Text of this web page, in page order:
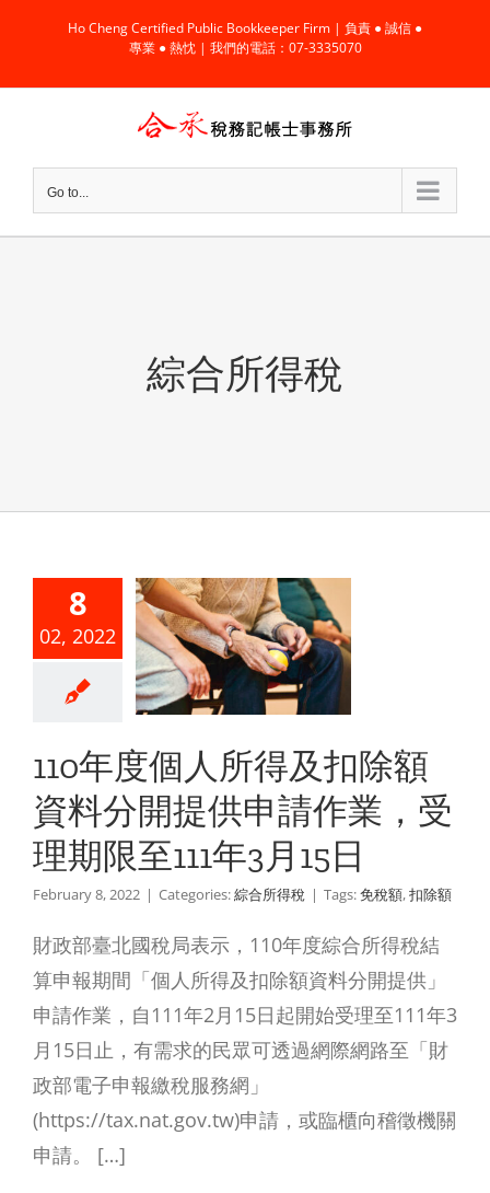
content
Ho Cheng Certified Public Bookkeeper Firm | 負責 ● 誠信 ●
專業 ● 熱忱 | 我們的電話：07-3335070
Go to...
綜合所得稅
8
02, 2022
及扣除
料分開
申請作
理期
111年3
15日
合所得稅
110年度個人所得及扣除額
資料分開提供申請作業，受
理期限至111年3月15日
February 8, 2022 | Categories:綜合所得稅 | Tags:免稅額,扣除額
財政部臺北國稅局表示，110年度綜合所得稅結
算申報期間「個人所得及扣除額資料分開提供」
申請作業，自111年2月15日起開始受理至111年3
月15日止，有需求的民眾可透過網際網路至「財
政部電子申報繳稅服務網」
(https://tax.nat.gov.tw)申請，或臨櫃向稽徵機關
申請。 […]